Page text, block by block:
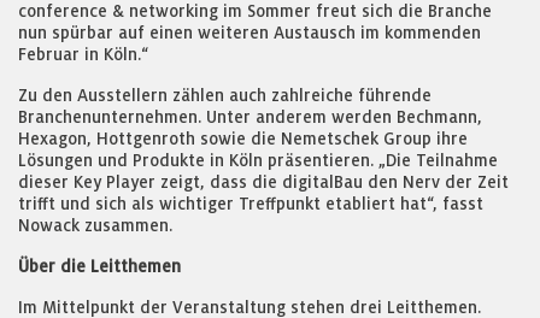
conference & networking im Sommer freut sich die Branche
nun spürbar auf einen weiteren Austausch im kommenden
Februar in Köln.“
Zu den Ausstellern zählen auch zahlreiche führende
Branchenunternehmen. Unter anderem werden Bechmann,
Hexagon, Hottgenroth sowie die Nemetschek Group ihre
Lösungen und Produkte in Köln präsentieren. „Die Teilnahme
dieser Key Player zeigt, dass die digitalBau den Nerv der Zeit
trifft und sich als wichtiger Treffpunkt etabliert hat“, fasst
Nowack zusammen.
Über die Leitthemen
Im Mittelpunkt der Veranstaltung stehen drei Leitthemen.